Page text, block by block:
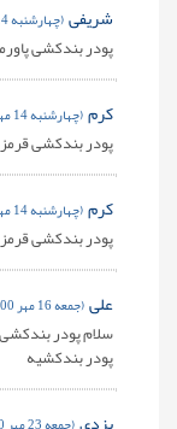
شریفی(چهارشنبه 14 مهر 1400)
پودر بندکشی
کرم(چهارشنبه 14 مهر 1400)
پودر بندکشی قرمز
کرم(چهارشنبه 14 مهر 1400)
پودر بندکشی قرمز
علی(جمعه 16 مهر 1400)
سلام پودر
پودر بندکشیه